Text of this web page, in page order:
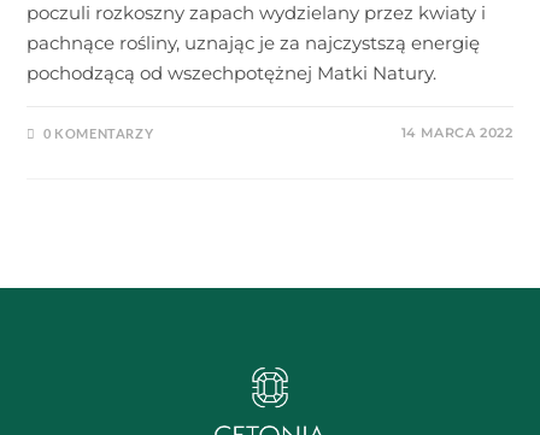
poczuli rozkoszny zapach wydzielany przez kwiaty i
pachnące rośliny, uznając je za najczystszą energię
pochodzącą od wszechpotężnej Matki Natury.
0 KOMENTARZY 14 MARCA 2022